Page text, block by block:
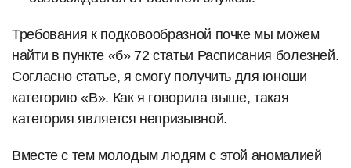
Требования к подковообразной почке мы можем
найти в пункте «б» 72 статьи Расписания болезней.
Согласно статье, я смогу получить для юноши
категорию «В». Как я говорила выше, такая
категория является непризывной.
Вместе с тем молодым людям с этой аномалией